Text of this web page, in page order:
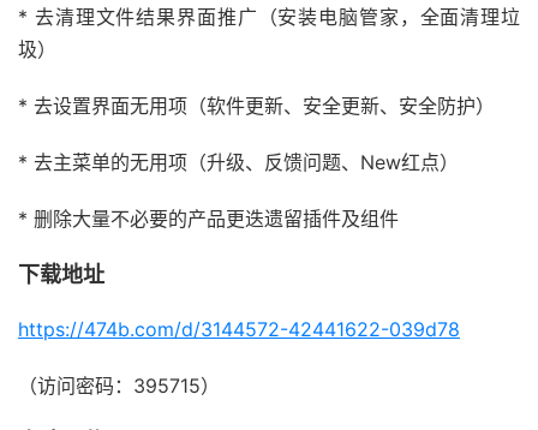
* 去清理文件结果界面推广（安装电脑管家，全面清理垃
圾）
* 去设置界面无用项（软件更新、安全更新、安全防护）
* 去主菜单的无用项（升级、反馈问题、New红点）
* 删除大量不必要的产品更迭遗留插件及组件
下载地址
https://474b.com/d/3144572-42441622-039d78
（访问密码：395715）